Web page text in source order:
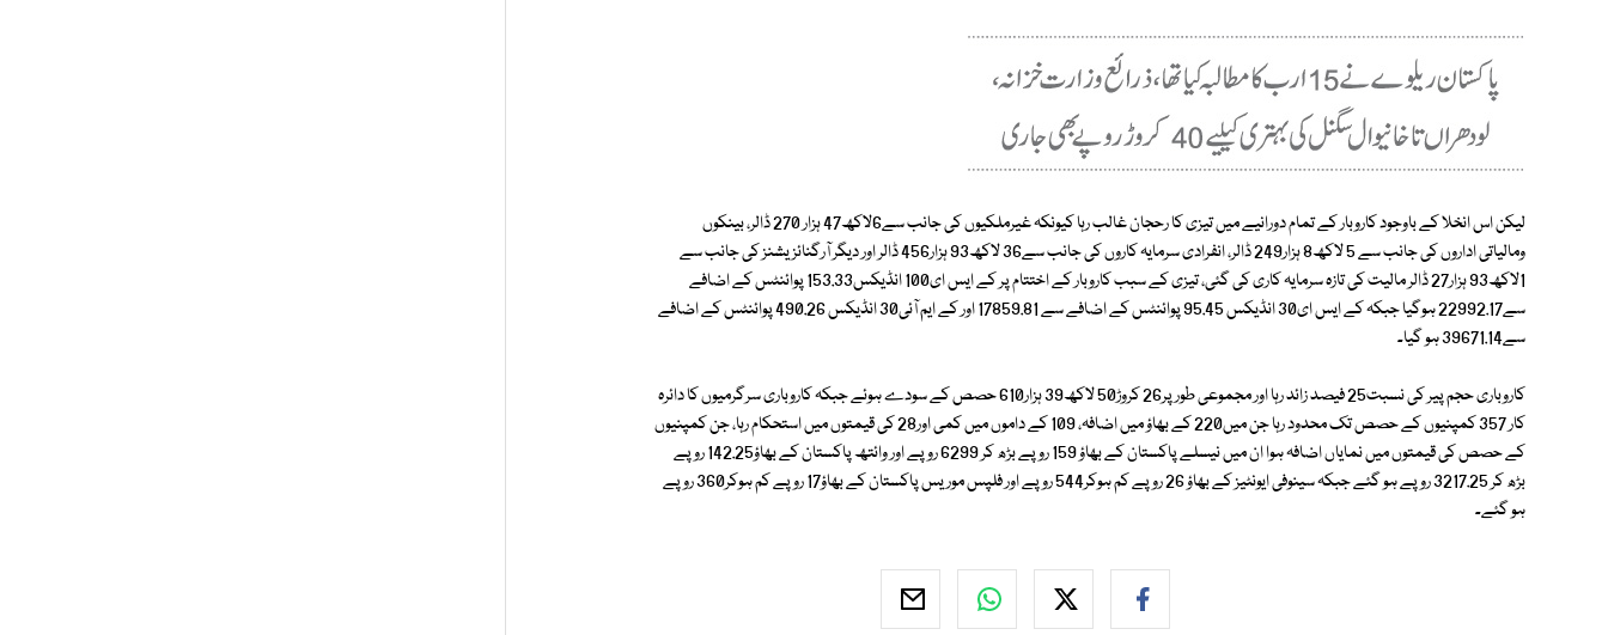
لیکن اس انخلا کے باوجود کاروبار کے تمام دورانیے میں تیزی کا رحجان غالب رہا کیونکہ غیرملکیوں کی جانب سے6لاکھ47 ہزار 270 ڈالر، بینکوں
ومالیاتی اداروں کی جانب سے 5 لاکھ8 ہزار249 ڈالر، انفرادی سرمایہ کاروں کی جانب سے36 لاکھ93 ہزار456 ڈالر اور دیگر آرگنائزیشنز کی جانب سے
1لاکھ93 ہزار27 ڈالر مالیت کی تازہ سرمایہ کاری کی گئی، تیزی کے سبب کاروبار کے اختتام پر کے ایس ای100 انڈیکس153.33 پوائنٹس کے اضافے
سے22992.17 ہوگیا جبکہ کے ایس ای30 انڈیکس 95.45 پوائنٹس کے اضافے سے 17859.81 اور کے ایم آئی30 انڈیکس 490.26 پوائنٹس کے اضافے
سے39671.14 ہو گیا۔
کاروباری حجم پیر کی نسبت25 فیصد زائد رہا اور مجموعی طور پر26 کروڑ50 لاکھ39 ہزار610 حصص کے سودے ہوئے جبکہ کاروباری سرگرمیوں کا دائرہ
کار 357 کمپنیوں کے حصص تک محدود رہا جن میں220 کے بھاؤ میں اضافہ، 109 کے داموں میں کمی اور28 کی قیمتوں میں استحکام رہا، جن کمپنیوں
کے حصص کی قیمتوں میں نمایاں اضافہ ہوا ان میں نیسلے پاکستان کے بھاؤ 159 روپے بڑھ کر 6299 روپے اور وائتھ پاکستان کے بھاؤ142.25 روپے
بڑھ کر 3217.25 روپے ہو گئے جبکہ سینوفی ایونٹیز کے بھاؤ 26 روپے کم ہوکر544 روپے اور فلپس موریس پاکستان کے بھاؤ17 روپے کم ہوکر360 روپے
ہو گئے۔